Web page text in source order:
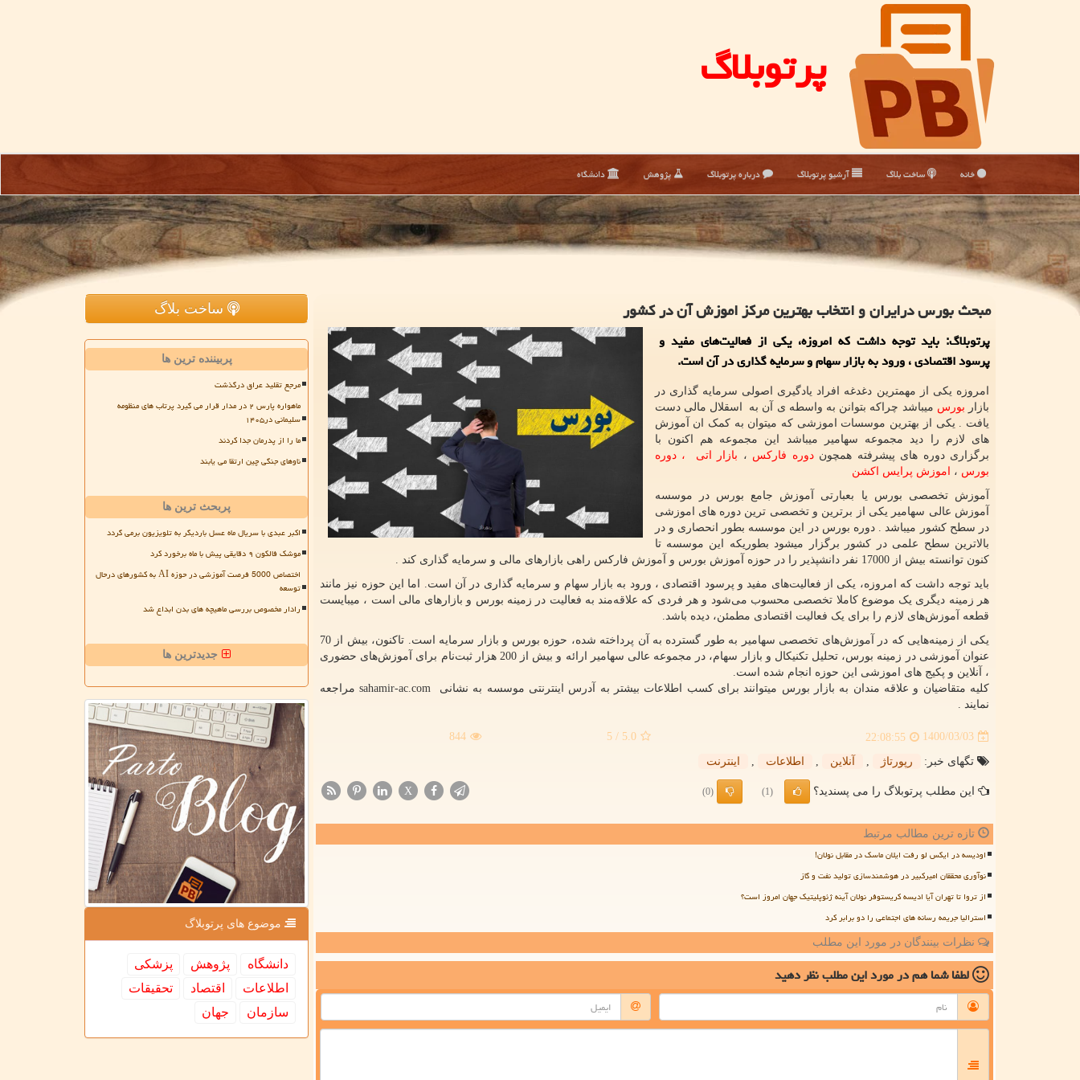
پرتوبلاگ
خانه ساخت بلاگ آرشیو پرتوبلاگ درباره پرتوبلاگ پژوهش دانشگاه
مبحث بورس درایران و انتخاب بهترین مركز اموزش آن در كشور
پرتوبلاگ: باید توجه داشت كه امروزه، یكی از فعالیت‌های مفید و
پرسود اقتصادی ، ورود به بازار سهام و سرمایه گذاری در آن است.
امروزه یکی از مهمترین دغدغه افراد یادگیری اصولی سرمایه گذاری در
بازار بورس میباشد چراکه بتوانن به واسطه ی آن به اسقلال مالی دست
یافت . یکی از بهترین موسسات اموزشی که میتوان به کمک ان آموزش
های لازم را دید مجموعه سهامیر میباشد این مجموعه هم اکنون با
برگزاری دوره های پیشرفته همچوندوره فارکس ، بازار اتی
، دوره
بورس ،
اموزش پرایس اکشن
آموزش تخصصی بورس یا بعبارتی آموزش جامع بورس در موسسه
آموزش عالی سهامیر یکی از برترین و تخصصی ترین دوره های اموزشی
در سطح کشور میباشد . دوره بورس در این موسسه بطور انحصاری و در
بالاترین سطح علمی در کشور برگزار میشود بطوریکه این موسسه تا
کنون توانسته بیش از 17000 نفر دانشپذیر را در حوزه آموزش بورس و آموزش فارکس راهی بازارهای مالی و سرمایه گذاری کند .
باید توجه داشت که امروزه، یکی از فعالیت‌های مفید و پرسود اقتصادی ، ورود به بازار سهام و سرمایه گذاری در آن است. اما این حوزه نیز مانند
هر زمینه دیگری یک موضوع کاملا تخصصی محسوب می‌‌شود و هر فردی که علاقه‌‌مند به فعالیت در زمینه بورس و بازارهای مالی است ، میبایست
قطعه آموزش‌های لازم را برای یک فعالیت اقتصادی مطمئن، دیده باشد.
یکی از زمینه‌‌هایی که در آموزش‌های تخصصی سهامیر به طور گسترده به آن پرداخته شده، حوزه بورس و بازار سرمایه است. تاکنون، بیش از 70
عنوان آموزشی در زمینه بورس، تحلیل تکنیکال و بازار سهام، در مجموعه عالی سهامیر ارائه و بیش از 200 هزار ثبت‌نام برای آموزش‌های حضوری
، آنلاین و پکیج های اموزشی این حوزه انجام شده است.
کلیه متقاضیان و علاقه مندان به بازار بورس میتوانند برای کسب اطلاعات بیشتر به آدرس اینترنتی موسسه به نشانی
sahamir-ac.comمراجعه
نمایند .
1400/03/03
22:08:55
5.0
/ 5
844
تگهای خبر: رپورتاژ , آنلاین , اطلاعات , اینترنت
این مطلب پرتوبلاگ را می پسندید؟ (1)
(0)
X
تازه ترین مطالب مرتبط
اودیسه در ایکس لو رفت ایلان ماسک در مقابل نولان!
نوآوری محققان امیرکبیر در هوشمندسازی تولید نفت و گاز
از تروا تا تهران آیا ادیسه کریستوفر نولان آینه ژئوپلیتیک جهان امروز است؟
استرالیا جریمه رسانه های اجتماعی را دو برابر کرد
نظرات بینندگان در مورد این مطلب
لطفا شما همدر مورد این مطلبنظر دهید
ساخت بلاگ
پربیننده ترین ها
مرجع تقلید عراق درگذشت
ماهواره پارس ۲ در مدار قرار می گیرد پرتاب های منظومه
سلیمانی در۱۴۰۵
ما را از پدرمان جدا کردند
ناوهای جنگی چین ارتقا می یابند
پربحث ترین ها
اکبر عبدی با سریال ماه عسل باردیگر به تلویزیون برمی گردد
موشک فالکون ۹ دقایقی پیش با ماه برخورد کرد
اختصاص 5000 فرصت آموزشی در حوزه AI به کشورهای درحال
توسعه
رادار مخصوص بررسی ماهیچه های بدن ابداع شد
جدیدترین ها
موضوع های پرتوبلاگ
دانشگاه پژوهش
پزشكی
اطلاعات
اقتصاد
تحقیقات
سازمان
جهان